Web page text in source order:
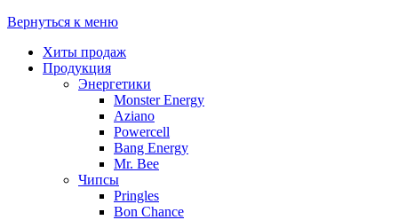
Вернуться к меню
Хиты продаж
Продукция
Энергетики
Monster Energy
Aziano
Powercell
Bang Energy
Mr. Bee
Чипсы
Pringles
Bon Chance